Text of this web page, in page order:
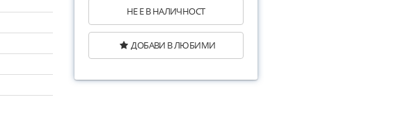
НЕ Е В НАЛИЧНОСТ
ДОБАВИ В ЛЮБИМИ